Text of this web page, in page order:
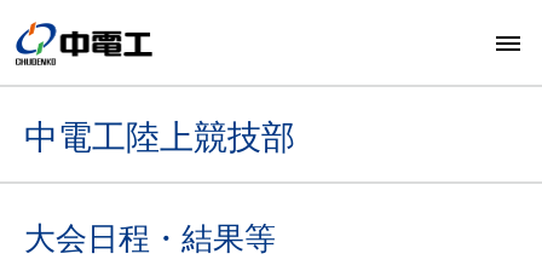
中電工陸上競技部
大会日程・結果等